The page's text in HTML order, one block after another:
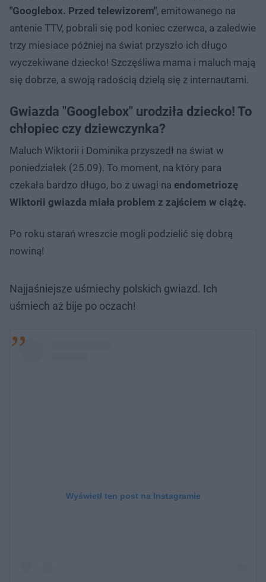
"Googlebox. Przed telewizorem", emitowanego na
antenie TTV, pobrali się pod koniec czerwca, a zaledwie
trzy miesiace później na świat przyszło ich długo
wyczekiwane dziecko! Szczęśliwa mama i maluch mają
się dobrze, a swoją radością dzielą się z internautami.
Gwiazda "Googlebox" urodziła dziecko! To
chłopiec czy dziewczynka?
Maluch Wiktorii i Dominika przyszedł na świat w
poniedziałek (25.09). To moment, na który para
czekała bardzo długo, bo z uwagi na endometriozę
Wiktorii gwiazda miała problem z zajściem w ciążę.
Po roku starań wreszcie mogli podzielić się dobrą
nowiną!
Najjaśniejsze uśmiechy polskich gwiazd. Ich
uśmiech aż bije po oczach!
Wyświetl ten post na Instagramie